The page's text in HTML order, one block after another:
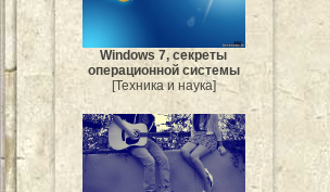
Windows 7, секреты
операционной системы
[Техника и наука]